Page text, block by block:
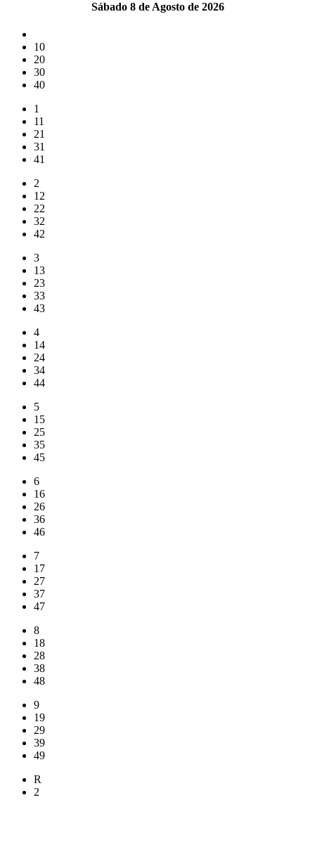
Sábado 8 de Agosto de 2026
10
20
30
40
1
11
21
31
41
2
12
22
32
42
3
13
23
33
43
4
14
24
34
44
5
15
25
35
45
6
16
26
36
46
7
17
27
37
47
8
18
28
38
48
9
19
29
39
49
R
2